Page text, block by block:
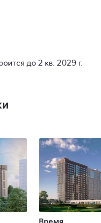
до 2 кв. 2029 г.
Время